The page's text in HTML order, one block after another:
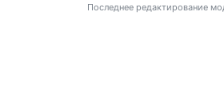
Последнее редактирование